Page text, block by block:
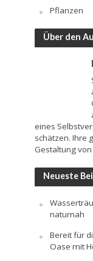
Pflanzen
Über den
eines
schätzen. Ihre
Gestaltung
Neueste
naturnah
Bereit für
Oase mit